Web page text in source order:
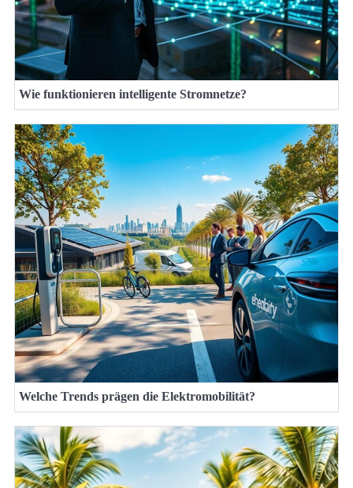
Wie funktionieren intelligente Stromnetze?
Welche Trends prägen die Elektromobilität?